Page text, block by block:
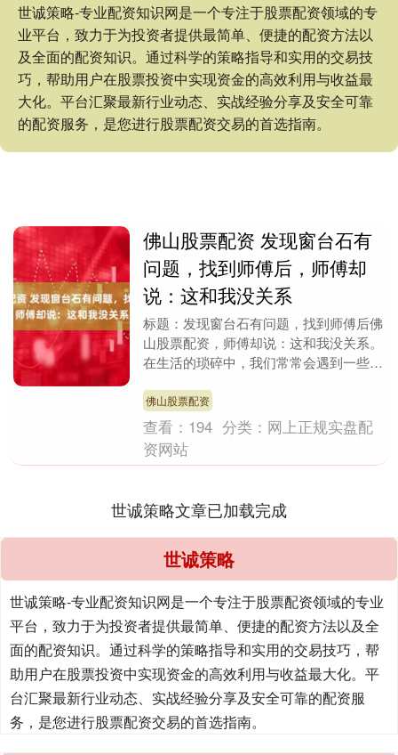
世诚策略-专业配资知识网是一个专注于股票配资领域的专
业平台，致力于为投资者提供最简单、便捷的配资方法以
及全面的配资知识。通过科学的策略指导和实用的交易技
巧，帮助用户在股票投资中实现资金的高效利用与收益最
大化。平台汇聚最新行业动态、实战经验分享及安全可靠
的配资服务，是您进行股票配资交易的首选指南。
佛山股票配资 发现窗台石有
问题，找到师傅后，师傅却
说：这和我没关系
标题：发现窗台石有问题，找到师傅后佛
山股票配资，师傅却说：这和我没关系。
在生活的琐碎中，我们常常会遇到一些看
天，我在窗台上....
佛山股票配资
查看： 194 分类： 网上正规实盘配
资网站
世诚策略文章已加载完成
世诚策略
世诚策略-专业配资知识网是一个专注于股票配资领域的专业
平台，致力于为投资者提供最简单、便捷的配资方法以及全
面的配资知识。通过科学的策略指导和实用的交易技巧，帮
助用户在股票投资中实现资金的高效利用与收益最大化。平
台汇聚最新行业动态、实战经验分享及安全可靠的配资服
务，是您进行股票配资交易的首选指南。